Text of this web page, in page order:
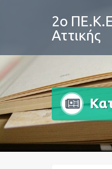
2ο
Αττικής